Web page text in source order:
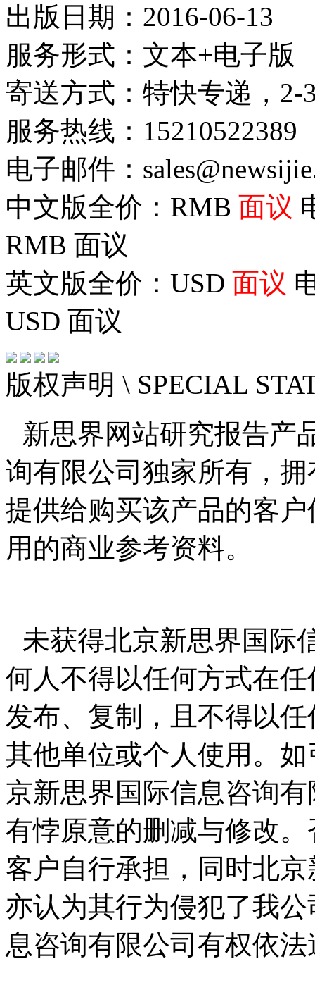
出版日期：2016-06-13
服务形式：文本+电子版
寄送方式：特快专递，2-
服务热线：15210522389
电子邮件：
中文版全价：RMB 面议
RMB 面议
英文版全价：USD 面议
USD 面议
版权声明 \ SPECIAL
新思界网站研究报告产
询有限公司独家所有，
提供给购买该产品的客
用的商业参考资料。
未获得北京新思界国际
何人不得以任何方式在
发布、复制，且不得以
其他单位或个人使用。
京新思界国际信息咨询
有悖原意的删减与修改
客户自行承担，同时北
亦认为其行为侵犯了我
息咨询有限公司有权依